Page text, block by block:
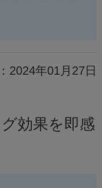
2024年01月27日
効果を即感